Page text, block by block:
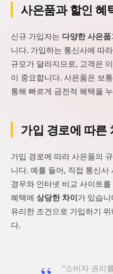
사은품과 할인 혜
신규 가입자는 다양한 사은품
니다. 가입하는 통신사에 따
규모가 달라지므로, 고객은
이 중요합니다. 사은품은 보
통해 빠르게 금전적 혜택을
가입 경로에 따른
가입 경로에 따라 사은품의
니다. 예를 들어, 직접 통신
경우와 인터넷 비교 사이트
혜택에 상당한 차이가 있습
유리한 조건으로 가입하기 위
다.
“소비자 권리